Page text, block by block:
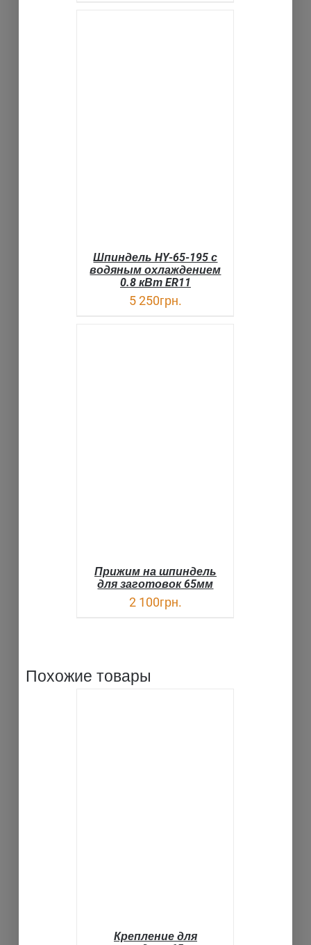
Шпиндель HY-65-195 с
водяным охлаждением
0.8 кВт ER11
5 250грн.
Прижим на шпиндель
для заготовок 65мм
2 100грн.
Похожие товары
Крепление для